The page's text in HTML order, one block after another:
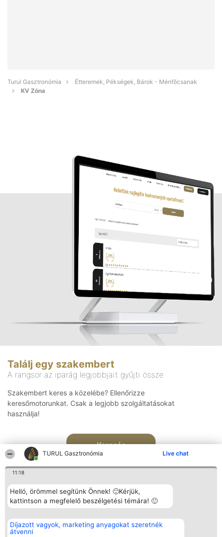
TURUL Gasztronómia Live chat
11:18
Helló, örömmel segítünk Önnek! 🙂Kérjük,
kattintson a megfelelő beszélgetési témára! 🙂
Díjazott vagyok, marketing anyagokat szeretnék
átvenni
Turul Gasztronómia
Étteremek, Pékségek, Bárok - Ménfőcsanak
KV Zóna
Találj egy szakembert
A rangsor az iparág legjobbjait gyűjti össze
Szakembert keres a közelébe? Ellenőrizze
keresőmotorunkat. Csak a legjobb szolgáltatásokat
használja!
Keresés
Rangsorszervező
SC Beautiful Company S.R.L.
Bulevardul Aleea Timișul De
Népszavazás
Nyertesek
Elérhetőség
Elérhetőség